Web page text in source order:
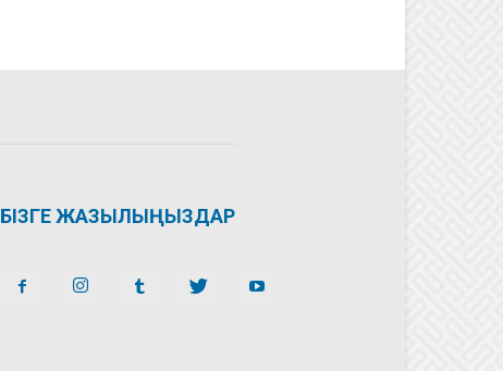
БІЗГЕ ЖАЗЫЛЫҢЫЗДАР